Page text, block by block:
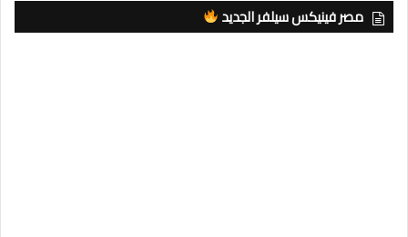
مصر فينيكس سيلفر الجديد